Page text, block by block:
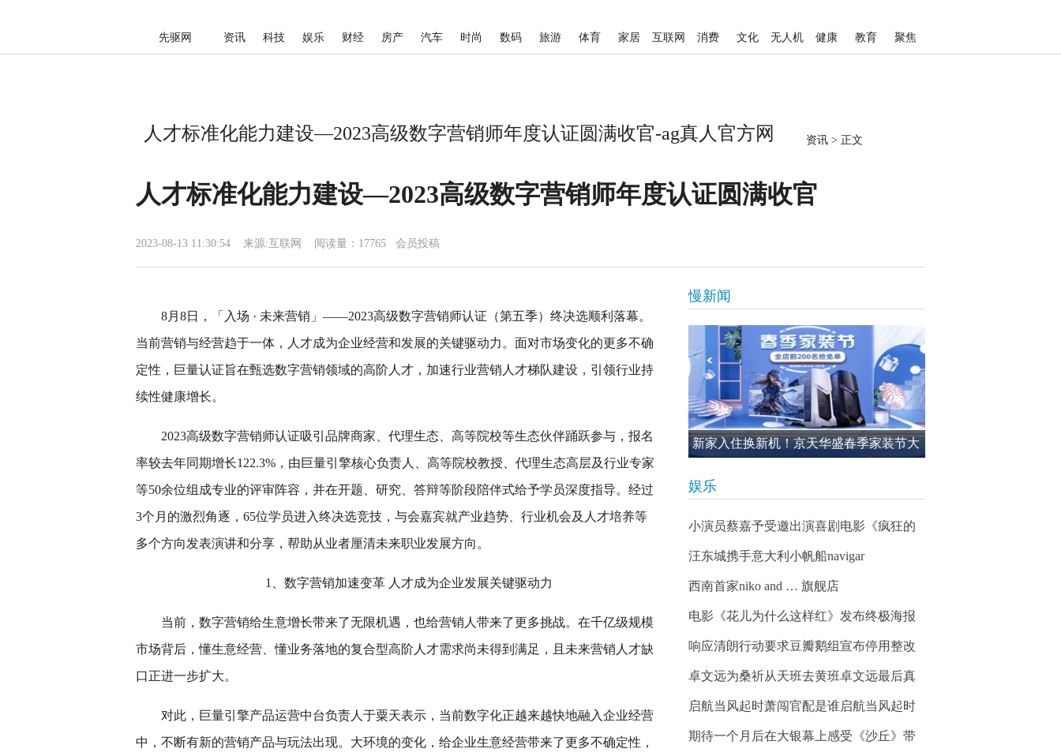
先驱网 资讯 科技 娱乐 财经 房产 汽车 时尚 数码 旅游 体育 家居 互联网 消费 文化 无人机 健康 教育 聚焦
人才标准化能力建设—2023高级数字营销师年度认证圆满收官-ag真人官方网 资讯 > 正文
人才标准化能力建设—2023高级数字营销师年度认证圆满收官
2023-08-13 11:30:54 来源:互联网 阅读量：17765 会员投稿
8月8日，「入场 · 未来营销」——2023高级数字营销师认证（第五季）终决选顺利落幕。
当前营销与经营趋于一体，人才成为企业经营和发展的关键驱动力。面对市场变化的更多不确
定性，巨量认证旨在甄选数字营销领域的高阶人才，加速行业营销人才梯队建设，引领行业持
续性健康增长。
2023高级数字营销师认证吸引品牌商家、代理生态、高等院校等生态伙伴踊跃参与，报名
率较去年同期增长122.3%，由巨量引擎核心负责人、高等院校教授、代理生态高层及行业专家
等50余位组成专业的评审阵容，并在开题、研究、答辩等阶段陪伴式给予学员深度指导。经过
3个月的激烈角逐，65位学员进入终决选竞技，与会嘉宾就产业趋势、行业机会及人才培养等
多个方向发表演讲和分享，帮助从业者厘清未来职业发展方向。
1、数字营销加速变革 人才成为企业发展关键驱动力
当前，数字营销给生意增长带来了无限机遇，也给营销人带来了更多挑战。在千亿级规模
市场背后，懂生意经营、懂业务落地的复合型高阶人才需求尚未得到满足，且未来营销人才缺
口正进一步扩大。
对此，巨量引擎产品运营中台负责人于粟天表示，当前数字化正越来越快地融入企业经营
中，不断有新的营销产品与玩法出现。大环境的变化，给企业生意经营带来了更多不确定性，
慢新闻
新家入住换新机！京天华盛春季家装节大
娱乐
小演员蔡嘉予受邀出演喜剧电影《疯狂的
汪东城携手意大利小帆船navigar
西南首家niko and … 旗舰店
电影《花儿为什么这样红》发布终极海报
响应清朗行动要求豆瓣鹅组宣布停用整改
卓文远为桑祈从天班去黄班卓文远最后真
启航当风起时萧闯官配是谁启航当风起时
期待一个月后在大银幕上感受《沙丘》带